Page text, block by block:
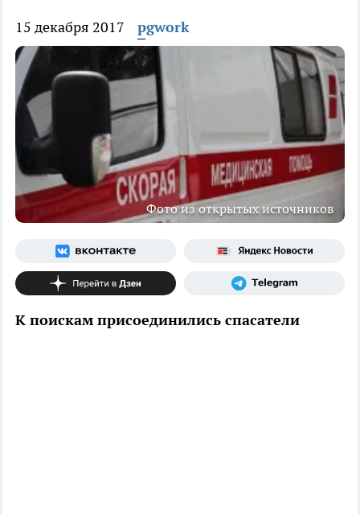
15 декабря 2017 pgwork
Фото из открытых источников
К поискам присоединились спасатели